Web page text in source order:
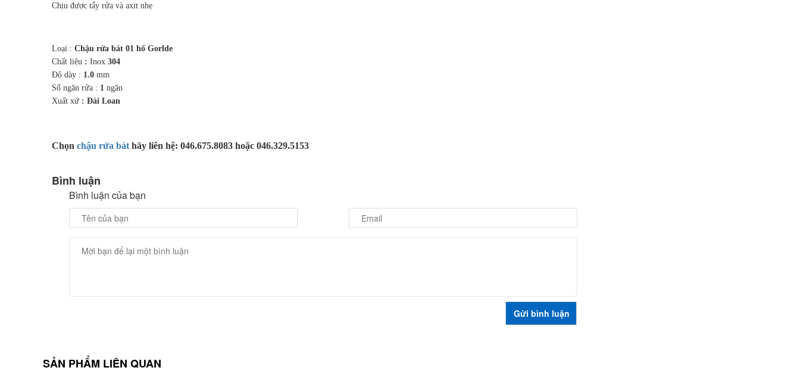
Chịu được tẩy rửa và axit nhẹ
Loại : Chậu rửa bát 01 hố Gorlde
Chất liệu : Inox 304
Độ dày : 1.0 mm
Số ngăn rửa : 1 ngăn
Xuất xứ : Đài Loan
Chọn chậu rửa bát hãy liên hệ: 046.675.8083 hoặc 046.329.5153
Bình luận
Bình luận của bạn
SẢN PHẨM LIÊN QUAN